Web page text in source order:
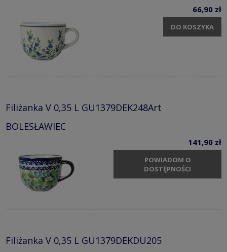
66,90 zł
DO KOSZYKA
Filiżanka V 0,35 L GU1379DEK248Art
BOLESŁAWIEC
141,90 zł
POWIADOM O
DOSTĘPNOŚCI
Filiżanka V 0,35 L GU1379DEKDU205